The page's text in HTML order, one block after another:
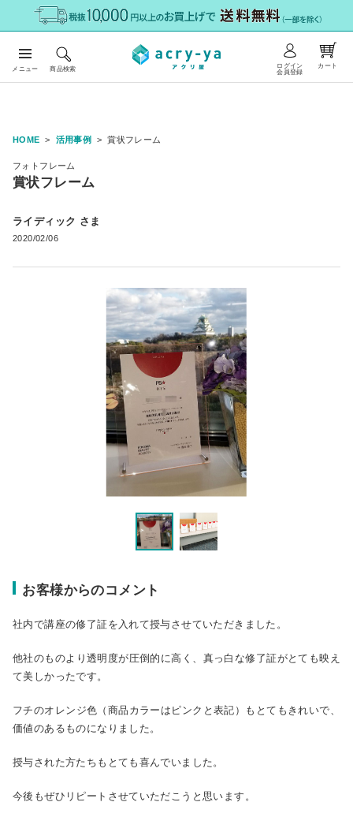
メニュー 商品検索
ログイン
会員登録
カート
HOME 活用事例 賞状フレーム
フォトフレーム
賞状フレーム
ライディック さま
2020/02/06
お客様からのコメント
社内で講座の修了証を入れて授与させていただきました。
他社のものより透明度が圧倒的に高く、真っ白な修了証がとても映え
て美しかったです。
フチのオレンジ色（商品カラーはピンクと表記）もとてもきれいで、
価値のあるものになりました。
授与された方たちもとても喜んでいました。
今後もぜひリピートさせていただこうと思います。